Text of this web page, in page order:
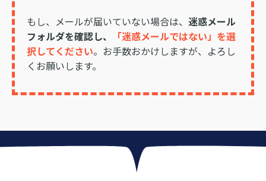
もし、メールが届いていない場合は、 迷惑メール
フォルダを確認し、
「迷惑メールではない」を選
択してください。 お手数おかけしますが、よろし
くお願いします。